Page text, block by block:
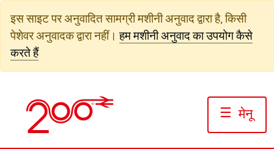
जाएं
इस साइट पर अनुवादित सामग्री मशीनी अनुवाद द्वारा है, किसी
पेशेवर अनुवादक द्वारा नहीं। हम मशीनी अनुवाद का उपयोग कैसे
करते हैं
☰ मेनू